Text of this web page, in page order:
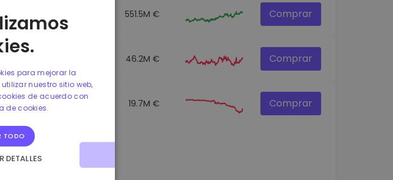
551.5M € Comprar
46.2M € Comprar
19.7M € Comprar
para mejorar la
nuestro sitio web,
de acuerdo con
de cookies.
TODO
DETALLES